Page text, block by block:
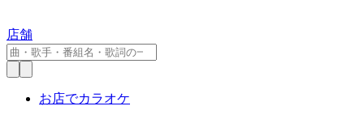
店舗
お店でカラオケ